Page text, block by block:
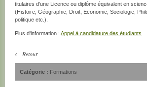
titulaires d’une Licence ou diplôme équivalent en
(Histoire, Géographie, Droit, Economie, Sociologie,
politique etc.).
Plus d'information : Appel à candidature des étudiants
← Retour
Catégorie : Formations